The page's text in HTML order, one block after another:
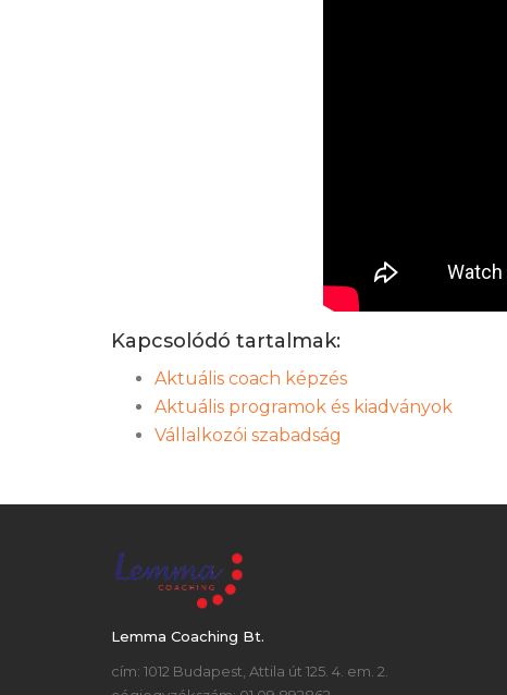
Kapcsolódó tartalmak:
Aktuális coach képzés
Aktuális programok és kiadványok
Vállalkozói szabadság
Lemma Coaching Bt.
cím: 1012 Budapest, Attila út 125. 4. em. 2.